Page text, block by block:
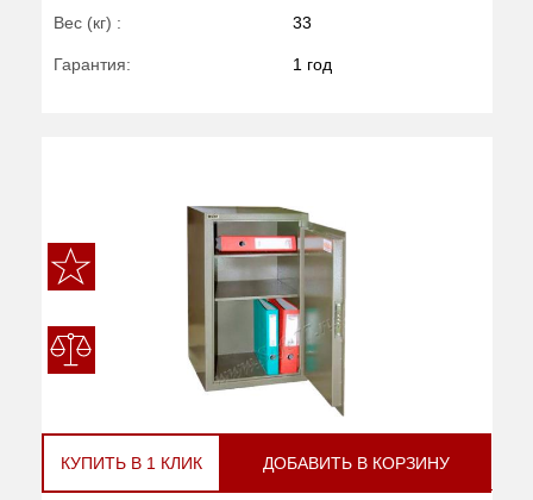
Вес (кг) : 33
Гарантия: 1 год
КУПИТЬ В 1 КЛИК ДОБАВИТЬ В КОРЗИНУ